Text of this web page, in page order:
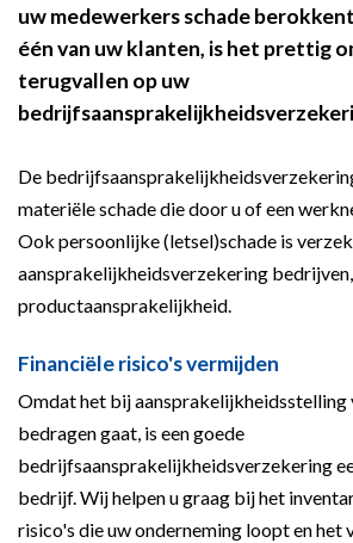
uw medewerkers schade
één van uw klanten, is het prettig
terugvallen op uw
De
materiële schade die door u of een
Ook persoonlijke (letsel)schade is
aansprakelijkheidsverzekering bedrijven,
productaansprakelijkheid.
Financiële risico's vermijden
Omdat het bij aansprakelijkheidsstelling
bedragen gaat, is een goede
bedrijfsaansprakelijkheidsverzekering
bedrijf. Wij helpen u graag bij het
risico's die uw onderneming loopt en het